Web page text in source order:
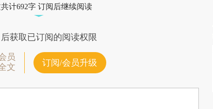
计692字 订阅后继续阅读
获取已订阅的阅读权限
员
文
订阅/会员升级